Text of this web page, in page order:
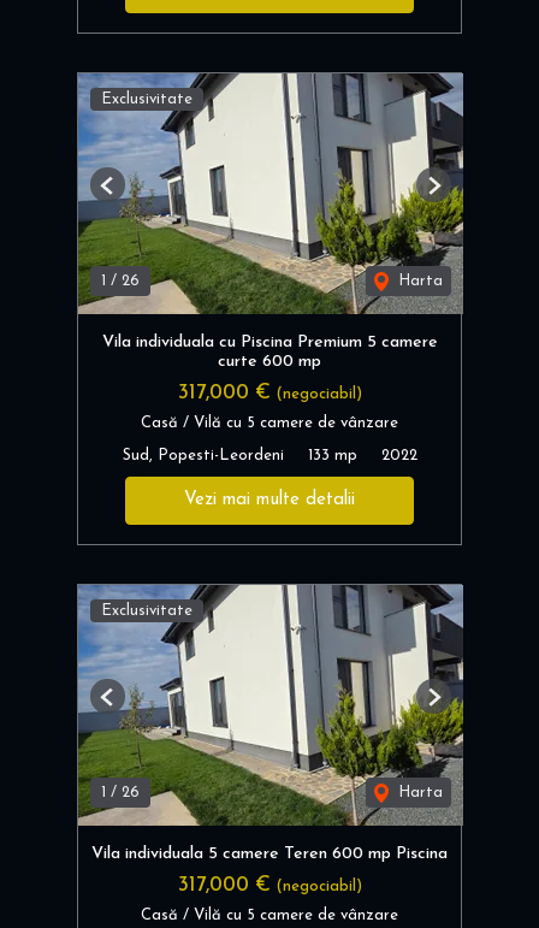
Exclusivitate
/ 26 Harta
Previous Next
Vila individuala cu Piscina Premium 5 camere
curte 600 mp
317,000 € (negociabil)
Casă / Vilă cu 5 camere de vânzare
Sud, Popesti-Leordeni 133 mp 2022
Vezi mai multe detalii
Exclusivitate
1 / 26 Harta
Previous Next
Vila individuala 5 camere Teren 600 mp Piscina
317,000 € (negociabil)
Casă / Vilă cu 5 camere de vânzare